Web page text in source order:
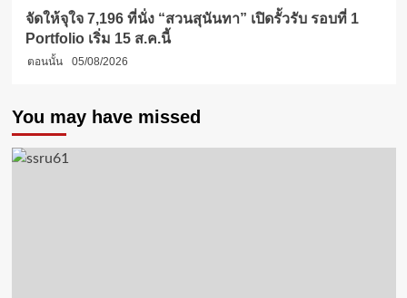
จัดให้จุใจ 7,196 ที่นั่ง “สวนสุนันทา” เปิดรั้วรับ รอบที่ 1
Portfolio เริ่ม 15 ส.ค.นี้
ตอนนั้น 05/08/2026
You may have missed